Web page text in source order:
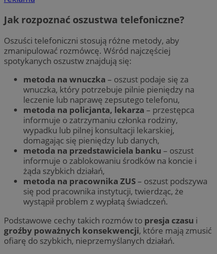
Jak rozpoznać oszustwa telefoniczne?
Oszuści telefoniczni stosują różne metody, aby
zmanipulować rozmówcę. Wśród najczęściej
spotykanych oszustw znajdują się:
metoda na wnuczka – oszust podaje się za
wnuczka, który potrzebuje pilnie pieniędzy na
leczenie lub naprawę zepsutego telefonu,
metoda na policjanta, lekarza – przestępca
informuje o zatrzymaniu członka rodziny,
wypadku lub pilnej konsultacji lekarskiej,
domagając się pieniędzy lub danych,
metoda na przedstawiciela banku – oszust
informuje o zablokowaniu środków na koncie i
żąda szybkich działań,
metoda na pracownika ZUS– oszust podszywa
się pod pracownika instytucji, twierdząc, że
wystąpił problem z wypłatą świadczeń.
Podstawowe cechy takich rozmów to presja czasu i
groźby poważnych konsekwencji, które mają zmusić
ofiarę do szybkich, nieprzemyślanych działań.